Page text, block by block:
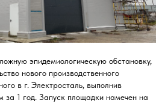
эпидемиологическую обстановку,
нового производственного
в г. Электросталь, выполнив
за 1 год. Запуск площадки намечен на